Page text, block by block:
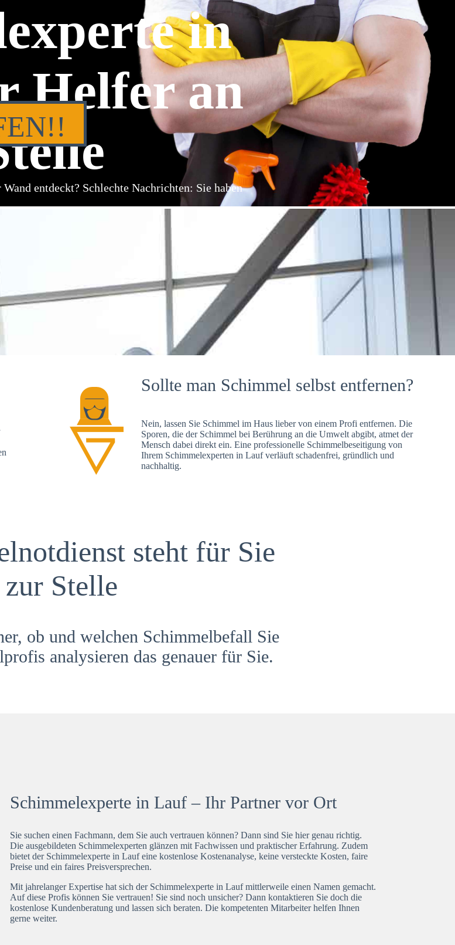
in
Helfer an
entdeckt? Schlechte Nachrichten: Sie haben
Sollte man Schimmel selbst entfernen?
Nein, lassen Sie Schimmel im Haus lieber von einem Profi entfernen. Die
Sporen, die der Schimmel bei Berührung an die Umwelt abgibt, atmet der
Mensch dabei direkt ein. Eine professionelle Schimmelbeseitigung von
Ihrem Schimmelexperten in Lauf verläuft schadenfrei, gründlich und
nachhaltig.
steht für Sie
zur Stelle
ob und welchen Schimmelbefall Sie
analysieren das genauer für Sie.
Schimmelexperte in Lauf – Ihr Partner vor Ort
Sie suchen einen Fachmann, dem Sie auch vertrauen können? Dann sind Sie hier genau richtig.
Die ausgebildeten Schimmelexperten glänzen mit Fachwissen und praktischer Erfahrung. Zudem
bietet der Schimmelexperte in Lauf eine kostenlose Kostenanalyse, keine versteckte Kosten, faire
Preise und ein faires Preisversprechen.
Mit jahrelanger Expertise hat sich der Schimmelexperte in Lauf mittlerweile einen Namen gemacht.
Auf diese Profis können Sie vertrauen! Sie sind noch unsicher? Dann kontaktieren Sie doch die
kostenlose Kundenberatung und lassen sich beraten. Die kompetenten Mitarbeiter helfen Ihnen
gerne weiter.